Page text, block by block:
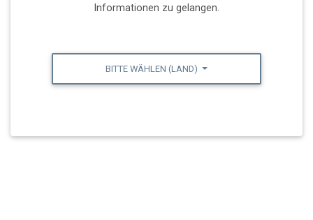
Informationen zu gelangen.
BITTE WÄHLEN (LAND)